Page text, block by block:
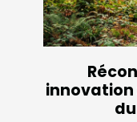
innovation